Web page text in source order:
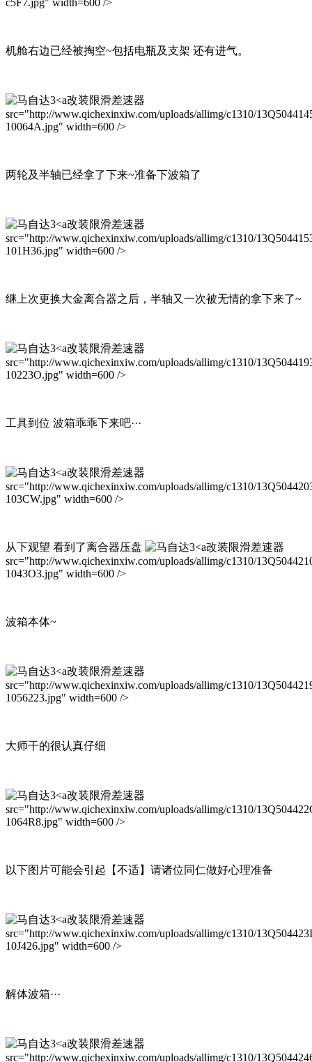
机舱右边已经被掏空~包括电瓶及支架 还有进气。
改装限滑差速器
src="http://www.qichexinxiw.com/uploads/allimg/c1310/
10064A.jpg" width=600 />
两轮及半轴已经拿了下来~准备下波箱了
改装限滑差速器
src="http://www.qichexinxiw.com/uploads/allimg/c1310/
101H36.jpg" width=600 />
继上次更换大金离合器之后，半轴又一次被无情的拿下来了~
改装限滑差速器
src="http://www.qichexinxiw.com/uploads/allimg/c1310/
10223O.jpg" width=600 />
工具到位 波箱乖乖下来吧···
改装限滑差速器
src="http://www.qichexinxiw.com/uploads/allimg/c1310/
103CW.jpg" width=600 />
从下观望 看到了离合器压盘
改装限滑差速器
src="http://www.qichexinxiw.com/uploads/allimg/c1310/
1043O3.jpg" width=600 />
波箱本体~
改装限滑差速器
src="http://www.qichexinxiw.com/uploads/allimg/c1310/
1056223.jpg" width=600 />
大师干的很认真仔细
改装限滑差速器
src="http://www.qichexinxiw.com/uploads/allimg/c1310/
1064R8.jpg" width=600 />
以下图片可能会引起【不适】请诸位同仁做好心理准备
改装限滑差速器
src="http://www.qichexinxiw.com/uploads/allimg/c1310/
10J426.jpg" width=600 />
解体波箱···
改装限滑差速器
src="http://www.qichexinxiw.com/uploads/allimg/c1310/